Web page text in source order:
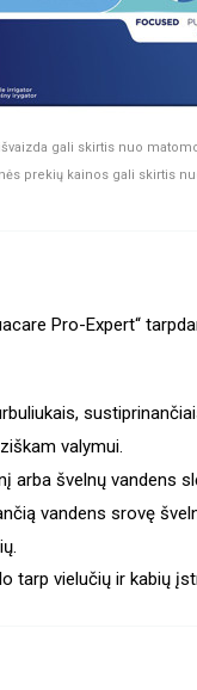
gali skirtis nuo
prekių kainos gali skirtis
Pro-Expert“
valymui.
arba švelnų vandens
vandens srovę
tarp vielučių ir kabių